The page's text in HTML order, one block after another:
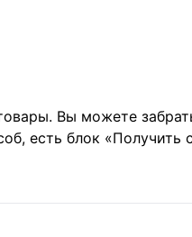
Вы можете
есть блок «Получить